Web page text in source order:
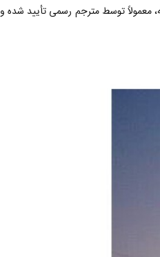
معمولاً توسط مترجم رسمی تأیید شده و